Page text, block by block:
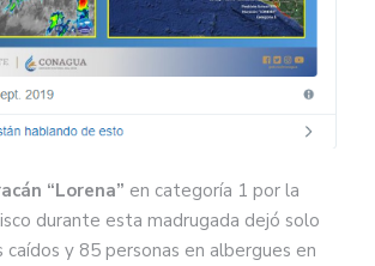
“Lorena” en categoría 1 por la
durante esta madrugada dejó solo
caídos y 85 personas en albergues en